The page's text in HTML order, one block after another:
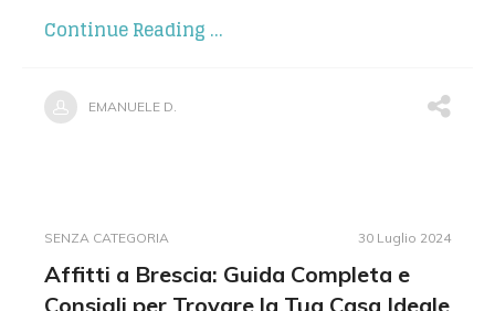
Continue Reading ...
EMANUELE D.
SENZA CATEGORIA 30 Luglio 2024
Affitti a Brescia: Guida Completa e
Consigli per Trovare la Tua Casa Ideale